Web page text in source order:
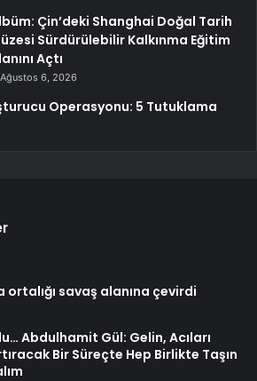
Çin’deki Shanghai Doğal Tarih
Sürdürülebilir Kalkınma Eğitim
Açtı
Ağustos 6, 2026
Operasyonu: 5 Tutuklama
ortalığı savaş alanına çevirdi
Abdulhamit Gül: Gelin, Acıları
Bir Süreçte Hep Birlikte Taşın